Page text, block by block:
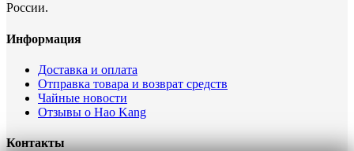
России.
Информация
Доставка и оплата
Отправка товара и возврат средств
Чайные новости
Отзывы о Hao Kang
Контакты